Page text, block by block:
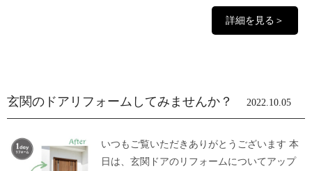
詳細を見る＞
玄関のドアリフォームしてみませんか？ 2022.10.05
いつもご覧いただきありがとうございます 本
日は、玄関ドアのリフォームについてアップ